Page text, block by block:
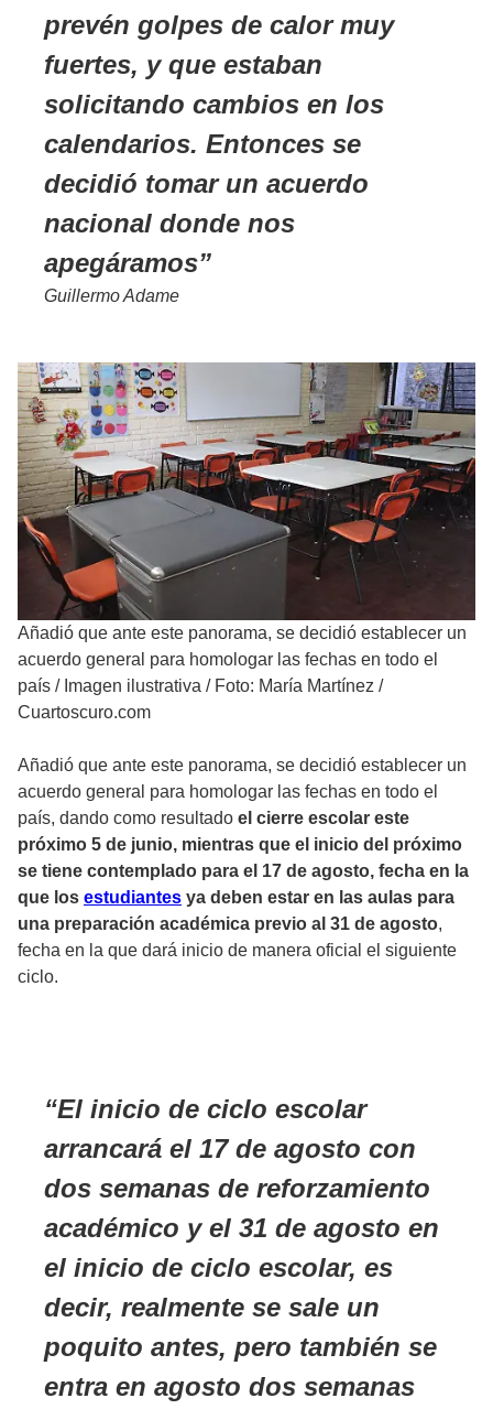
prevén golpes de calor muy
fuertes, y que estaban
solicitando cambios en los
calendarios. Entonces se
decidió tomar un acuerdo
nacional donde nos
apegáramos
Guillermo Adame
Añadió que ante este panorama, se decidió establecer un
acuerdo general para homologar las fechas en todo el
país / Imagen ilustrativa / Foto: María Martínez /
Cuartoscuro.com
Añadió que ante este panorama, se decidió establecer un
acuerdo general para homologar las fechas en todo el
país, dando como resultado el cierre escolar este
próximo 5 de junio, mientras que el inicio del próximo
se tiene contemplado para el 17 de agosto, fecha en la
que los estudiantes ya deben estar en las aulas para
una preparación académica previo al 31 de agosto,
fecha en la que dará inicio de manera oficial el siguiente
ciclo.
El inicio de ciclo escolar
arrancará el 17 de agosto con
dos semanas de reforzamiento
académico y el 31 de agosto en
el inicio de ciclo escolar, es
decir, realmente se sale un
poquito antes, pero también se
entra en agosto dos semanas